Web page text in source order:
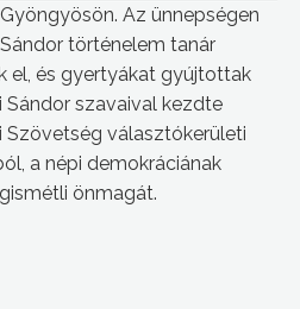
Az ünnepségen
történelem tanár
el, és gyertyákat gyújtottak
Sándor szavaival kezdte
Szövetség választókerületi
a népi demokráciának
önmagát.